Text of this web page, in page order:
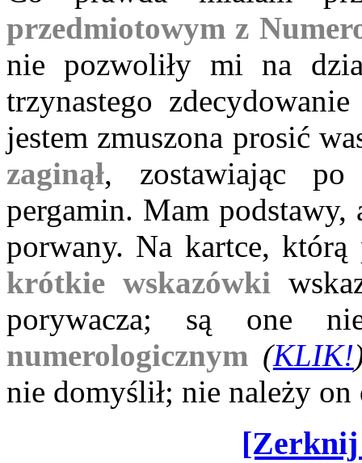
przedmiotowym z
nie pozwoliły mi na
trzynastego
jestem zmuszona prosić
zaginął, zostawiając
pergamin. Mam podstawy,
porwany. Na kartce, którą
krótkie wskazówki
porywacza; są one
numerologicznym (KLIK!
nie domyślił; nie należy
[Zerknij